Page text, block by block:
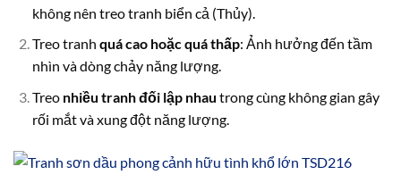
không nên treo tranh biển cả (Thủy).
Treo tranh quá cao hoặc quá thấp: Ảnh hưởng đến tầm
nhìn và dòng chảy năng lượng.
Treo nhiều tranh đối lập nhau trong cùng không gian gây
rối mắt và xung đột năng lượng.